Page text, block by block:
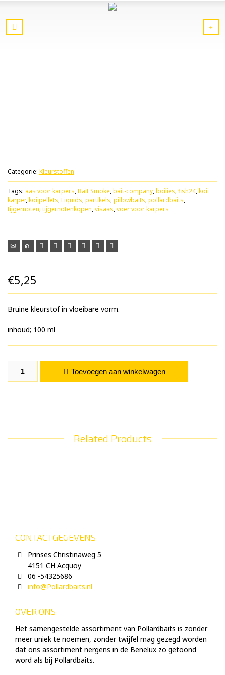
Categorie: Kleurstoffen
Tags: aas voor karpers,Bait Smoke,bait-company,boilies,fish24,koi
karper,koi pellets,Liquids,partikels,pillowbaits,pollardbaits,
tijgernoten,tijgernotenkopen,visaas,voer voor karpers
€5,25
Bruine kleurstof in vloeibare vorm.
inhoud; 100 ml
Bruine Kleurstof 100 ml aantalToevoegen aan winkelwagen
Related Products
CONTACTGEGEVENS
Prinses Christinaweg 5
4151 CH Acquoy
06 -54325686
info@Pollardbaits.nl
OVER ONS
Het samengestelde assortiment van Pollardbaits is zonder
meer uniek te noemen, zonder twijfel mag gezegd worden
dat ons assortiment nergens in de Benelux zo getoond
word als bij Pollardbaits.